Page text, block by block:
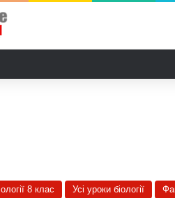
8 клас Усі уроки біології